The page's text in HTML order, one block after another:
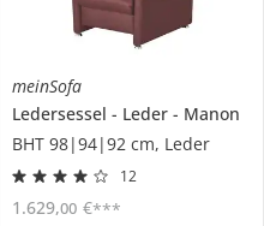
meinSofa
Ledersessel
Leder
Manon
BHT 98|94|92 cm, Leder
12
1.629,00 €***